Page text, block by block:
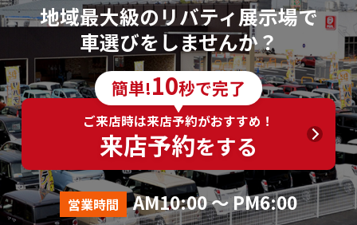
地域最大級のリバティ展示場で
車選びをしませんか？
簡単!10秒で完了
ご来店時は来店予約がおすすめ！
来店予約をする
営業時間 AM10:00 ～ PM6:00